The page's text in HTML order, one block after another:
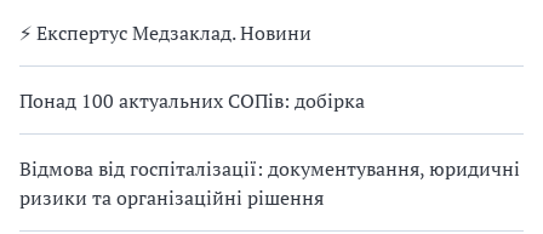
⚡️ Експертус Медзаклад. Новини
Понад 100 актуальних СОПів: добірка
Відмова від госпіталізації: документування, юридичні
ризики та організаційні рішення